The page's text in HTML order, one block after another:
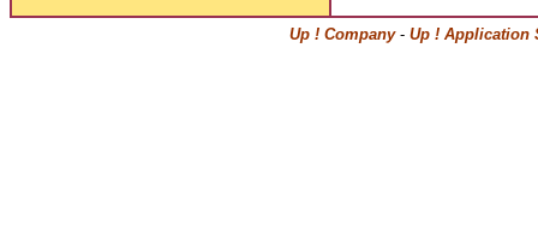
Up ! Company- Up ! Application